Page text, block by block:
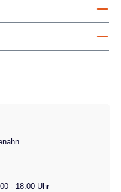
- 18.00 Uhr